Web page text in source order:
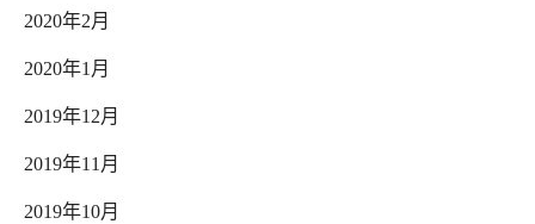
2020年2月
2020年1月
2019年12月
2019年11月
2019年10月